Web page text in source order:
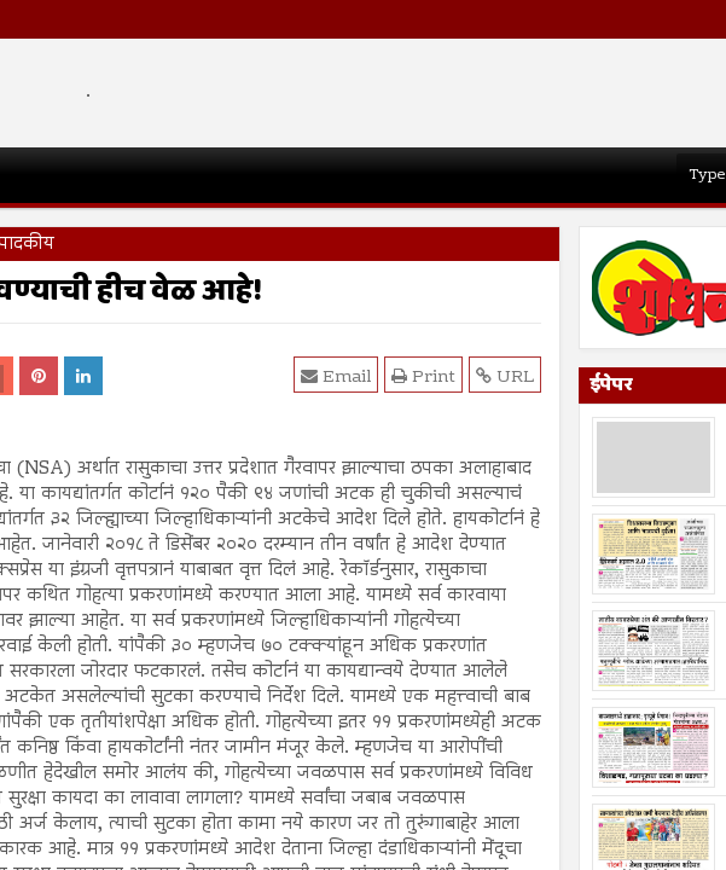
.
हीच वेळ आहे!
URL
Print
Email
(NSA) अर्थात रासुकाचा उत्तर प्रदेशात गैरवापर झाल्याचा ठपका अलाहाबाद
या कायद्यांतर्गत कोर्टानं १२० पैकी ९४ जणांची अटक ही चुकीची असल्याचं
३२ जिल्ह्याच्या जिल्हाधिकाऱ्यांनी अटकेचे आदेश दिले होते. हायकोर्टानं हे
जानेवारी २०१८ ते डिसेंबर २०२० दरम्यान तीन वर्षांत हे आदेश देण्यात
या इंग्रजी वृत्तपत्रानं याबाबत वृत्त दिलं आहे. रेकॉर्डनुसार, रासुकाचा
कथित गोहत्या प्रकरणांमध्ये करण्यात आला आहे. यामध्ये सर्व कारवाया
झाल्या आहेत. या सर्व प्रकरणांमध्ये जिल्हाधिकाऱ्यांनी गोहत्येच्या
केली होती. यांपैकी ३० म्हणजेच ७० टक्क्यांहून अधिक प्रकरणांत
सरकारला जोरदार फटकारलं. तसेच कोर्टानं या कायद्यान्वये देण्यात आलेले
असलेल्यांची सुटका करण्याचे निर्देश दिले. यामध्ये एक महत्त्वाची बाब
एक तृतीयांशपेक्षा अधिक होती. गोहत्येच्या इतर ११ प्रकरणांमध्येही अटक
किंवा हायकोर्टांनी नंतर जामीन मंजूर केले. म्हणजेच या आरोपींची
हेदेखील समोर आलंय की, गोहत्येच्या जवळपास सर्व प्रकरणांमध्ये विविध
सुरक्षा कायदा का लावावा लागला? यामध्ये सर्वांचा जबाब जवळपास
अर्ज केलाय, त्याची सुटका होता कामा नये कारण जर तो तुरुंगाबाहेर आला
आहे. मात्र ११ प्रकरणांमध्ये आदेश देताना जिल्हा दंडाधिकाऱ्यांनी मेंदूचा
ईपेपर